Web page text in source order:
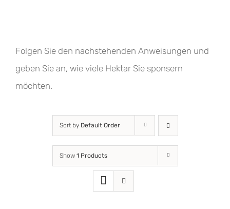
Folgen Sie den nachstehenden Anweisungen und
geben Sie an, wie viele Hektar Sie sponsern
möchten.
Sort by Default Order
Show 1 Products